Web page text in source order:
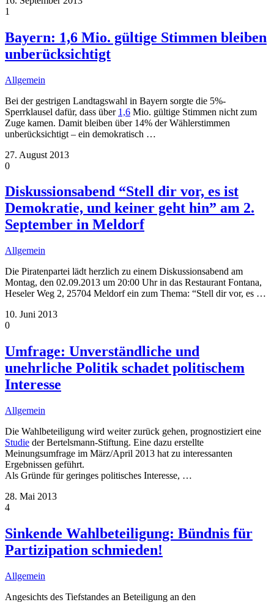
1
Bayern: 1,6 Mio. gültige Stimmen bleiben
unberücksichtigt
Allgemein
Bei der gestrigen Landtagswahl in Bayern sorgte die 5%-
Sperrklausel dafür, dass über 1,6 Mio. gültige Stimmen nicht zum
Zuge kamen. Damit bleiben über 14% der Wählerstimmen
unberücksichtigt – ein demokratisch …
27. August 2013
0
Diskussionsabend “Stell dir vor, es ist
Demokratie, und keiner geht hin” am 2.
September in Meldorf
Allgemein
Die Piratenpartei lädt herzlich zu einem Diskussionsabend am
Montag, den 02.09.2013 um 20:00 Uhr in das Restaurant Fontana,
Heseler Weg 2, 25704 Meldorf ein zum Thema: “Stell dir vor, es …
10. Juni 2013
0
Umfrage: Unverständliche und
unehrliche Politik schadet politischem
Interesse
Allgemein
Die Wahlbeteiligung wird weiter zurück gehen, prognostiziert eine
Studie der Bertelsmann-Stiftung. Eine dazu erstellte
Meinungsumfrage im März/April 2013 hat zu interessanten
Ergebnissen geführt.
Als Gründe für geringes politisches Interesse, …
28. Mai 2013
4
Sinkende Wahlbeteiligung: Bündnis für
Partizipation schmieden!
Allgemein
Angesichts des Tiefstandes an Beteiligung an den